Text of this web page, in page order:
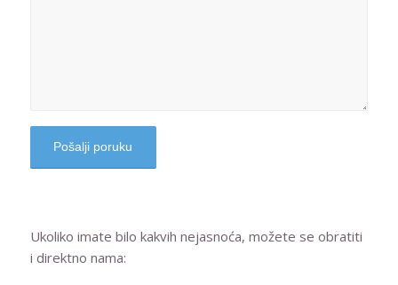
Ukoliko imate bilo kakvih nejasnoća, možete se obratiti
i direktno nama: